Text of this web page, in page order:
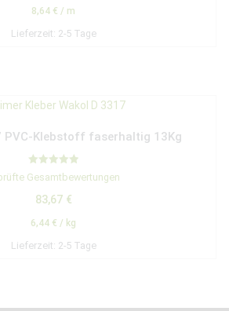
8,64 € / m
Lieferzeit: 2-5 Tage
PVC-Klebstoff faserhaltig 13Kg
Bewertet mit
5.00
Gesamtbewertungen
83,67 €
6,44 € / kg
Lieferzeit: 2-5 Tage